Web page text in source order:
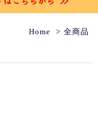
Home 全商品